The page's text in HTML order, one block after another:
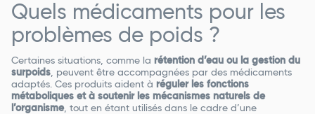
Quels médicaments pour les
problèmes de poids ?
Certaines situations, comme la rétention d’eau ou la gestion du
surpoids , peuvent être accompagnées par des médicaments
adaptés. Ces produits aident à réguler les fonctions
métaboliques et à soutenir les mécanismes naturels de
l’organisme, tout en étant utilisés dans le cadre d’une